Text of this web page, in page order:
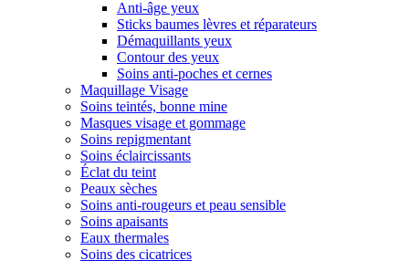
Anti-âge yeux
Sticks baumes lèvres et réparateurs
Démaquillants yeux
Contour des yeux
Soins anti-poches et cernes
Maquillage Visage
Soins teintés, bonne mine
Masques visage et gommage
Soins repigmentant
Soins éclaircissants
Éclat du teint
Peaux sèches
Soins anti-rougeurs et peau sensible
Soins apaisants
Eaux thermales
Soins des cicatrices